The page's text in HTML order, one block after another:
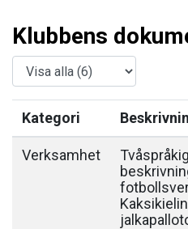
Klubbens
Kategori
Verksamhet
Tvåspråkig